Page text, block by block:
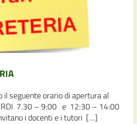
seguente orario di apertura al
7.30 – 9:00 e 12:30 – 14:00
i docenti e i tutori […]